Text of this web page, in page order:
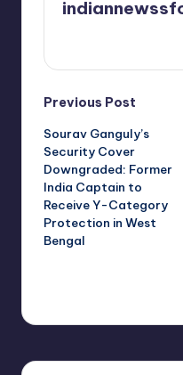
Post
navigation
Previous Post
Sourav Ganguly’s
Security Cover
Downgraded: Former
India Captain to
Receive Y-Category
Protection in West
Bengal